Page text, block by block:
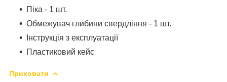
Піка - 1 шт.
Обмежувач глибини свердління - 1 шт.
Інструкція з експлуатації
Пластиковий кейс
Приховати